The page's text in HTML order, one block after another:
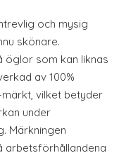
och mysig
skönare.
öglor som kan liknas
av 100%
vilket betyder
under
Märkningen
arbetsförhållandena